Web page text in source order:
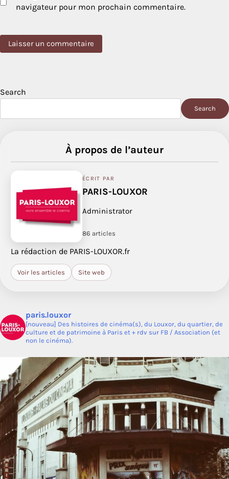
navigateur pour mon prochain commentaire.
Search
Search
À propos de l’auteur
ÉCRIT PAR
PARIS-LOUXOR
Administrator
86 articles
La rédaction de PARIS-LOUXOR.fr
Voir les articles Site web
paris.louxor
[nouveau] Des histoires de cinéma(s), du Louxor, du quartier, de
culture et de patrimoine à Paris et + rdv sur FB / Association (et
non le cinéma).